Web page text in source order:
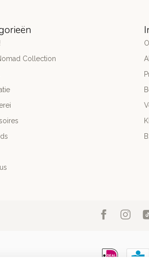
Collection